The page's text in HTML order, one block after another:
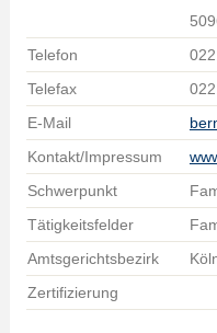
Telefon
Telefax
E-Mail
Kontakt/Impressum
Schwerpunkt
Tätigkeitsfelder
Amtsgerichtsbezirk
Zertifizierung